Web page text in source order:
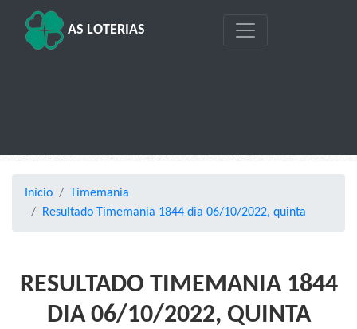
AS LOTERIAS
Início
Timemania
Resultado Timemania 1844 dia 06/10/2022, quinta
RESULTADO TIMEMANIA 1844
DIA 06/10/2022, QUINTA